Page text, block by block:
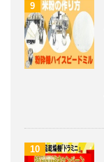
9
10